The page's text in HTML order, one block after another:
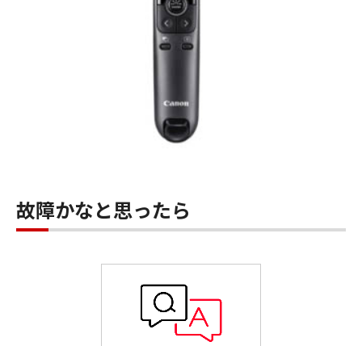
故障かなと思ったら